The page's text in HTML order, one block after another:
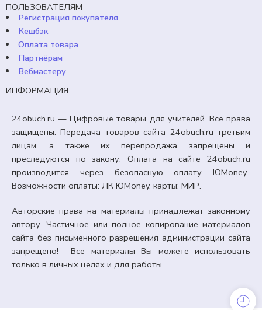
Наградные бланки «Грамота» ко Дню космонавтики
ПОЛЬЗОВАТЕЛЯМ
Регистрация покупателя
Кешбэк
Оплата товара
Партнёрам
Вебмастеру
ИНФОРМАЦИЯ
24obuch.ru — Цифровые товары для учителей. Все права
защищены. Передача товаров сайта 24obuch.ru третьим
лицам, а также их перепродажа запрещены и
преследуются по закону. Оплата на сайте 24obuch.ru
производится через безопасную оплату ЮMoney.
Возможности оплаты: ЛК ЮMoney, карты: МИР.
Авторские права на материалы принадлежат законному
автору. Частичное или полное копирование материалов
сайта без письменного разрешения администрации сайта
запрещено! Все материалы Вы можете использовать
только в личных целях и для работы.